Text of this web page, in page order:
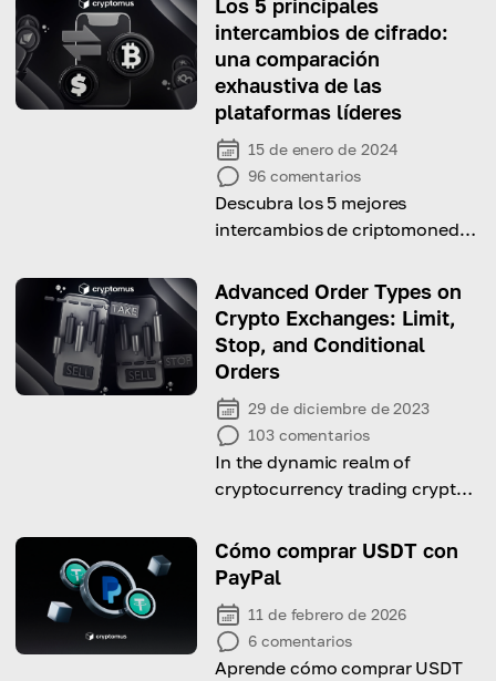
Los 5 principales
intercambios de cifrado:
una comparación
exhaustiva de las
plataformas líderes
15 de enero de 2024
96 comentarios
Descubra los 5 mejores
intercambios de criptomonedas
Advanced Order Types on
Crypto Exchanges: Limit,
Stop, and Conditional
Orders
29 de diciembre de 2023
103 comentarios
In the dynamic realm of
cryptocurrency trading crypto
order are useful for crypto
market participants. Today
you’ll explore advanced order
types, their benefits and
functions
Cómo comprar USDT con
PayPal
11 de febrero de 2026
6 comentarios
Aprende cómo comprar USDT